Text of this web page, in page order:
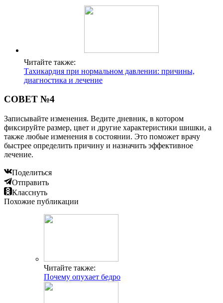
Читайте также:
Тахикардия при нормальном давлении: причины,
диагностика и лечение
СОВЕТ №4
Записывайте изменения. Ведите дневник, в котором
фиксируйте размер, цвет и другие характеристики шишки, а
также любые изменения в состоянии. Это поможет врачу
быстрее определить причину и назначить эффективное
лечение.
Поделиться
Отправить
Класснуть
Похожие публикации
Читайте также:
Почему опухает бедро